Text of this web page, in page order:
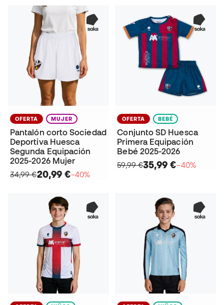
OFERTA MUJER
Pantalón corto Sociedad
Deportiva Huesca
Segunda Equipación
2025-2026 Mujer
34,99 €20,99 €−40%
OFERTA BEBÉ
Conjunto SD Huesca
Primera Equipación
Bebé 2025-2026
59,99 €35,99 €−40%